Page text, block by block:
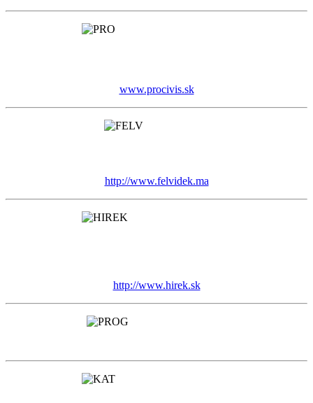
www.procivis.sk
http://www.felvidek.ma
http://www.hirek.sk